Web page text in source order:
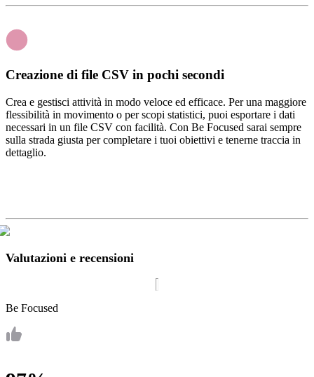
Creazione di file CSV in pochi secondi
Crea e gestisci attività in modo veloce ed efficace. Per una maggiore
flessibilità in movimento o per scopi statistici, puoi esportare i dati
necessari in un file CSV con facilità. Con Be Focused sarai sempre
sulla strada giusta per completare i tuoi obiettivi e tenerne traccia in
dettaglio.
Valutazioni e recensioni
Be Focused